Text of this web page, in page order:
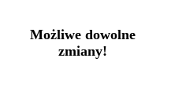
rękawem,Suknie ślubne z rozcięciem
Możliwe dowolne
zmiany!